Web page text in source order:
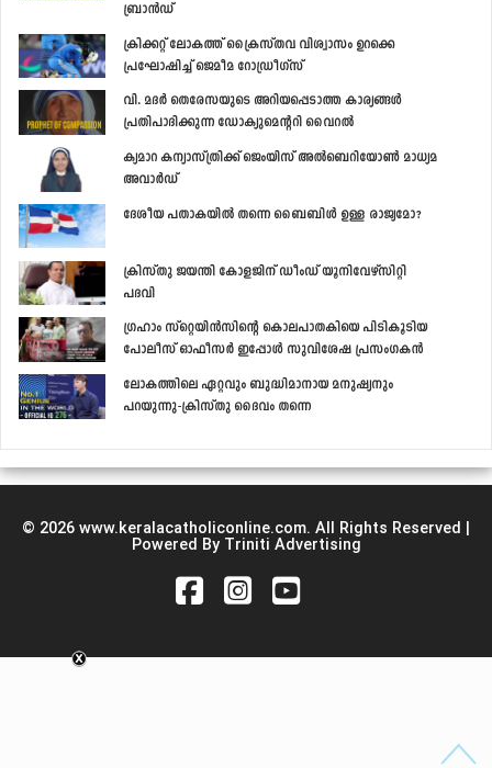
ബ്രാന്‍ഡ്
ക്രിക്കറ്റ് ലോകത്ത് ക്രൈസ്തവ വിശ്വാസം ഉറക്കെ
പ്രഘോഷിച്ച് ജെമീമ റോഡ്രീഗ്സ്
വി. മദര്‍ തെരേസയുടെ അറിയപ്പെടാത്ത കാര്യങ്ങള്‍
പ്രതിപാദിക്കുന്ന ഡോക്യുമെന്‍ററി വൈറല്‍
ക്യമാറ കന്യാസ്ത്രിക്ക് ജെംയിസ് അല്‍ബെറിയോണ്‍ മാധ്യമ
അവാര്‍ഡ്
ദേശീയ പതാകയില്‍ തന്നെ ബൈബിള്‍ ഉള്ള രാജ്യമോ?
ക്രിസ്തു ജയന്തി കോളജിന് ഡീംഡ് യൂനിവേഴ്‌സിറ്റി
പദവി
ഗ്രഹാം സ്‌റ്റെയിന്‍സിന്റെ കൊലപാതകിയെ പിടികൂടിയ
പോലീസ് ഓഫീസര്‍ ഇപ്പോള്‍ സുവിശേഷ പ്രസംഗകന്‍
ലോകത്തിലെ ഏറ്റവും ബുദ്ധിമാനായ മനുഷ്യനും
പറയുന്നു-ക്രിസ്തു ദൈവം തന്നെ
© 2026 www.keralacatholiconline.com. All Rights Reserved |
Powered By Triniti Advertising